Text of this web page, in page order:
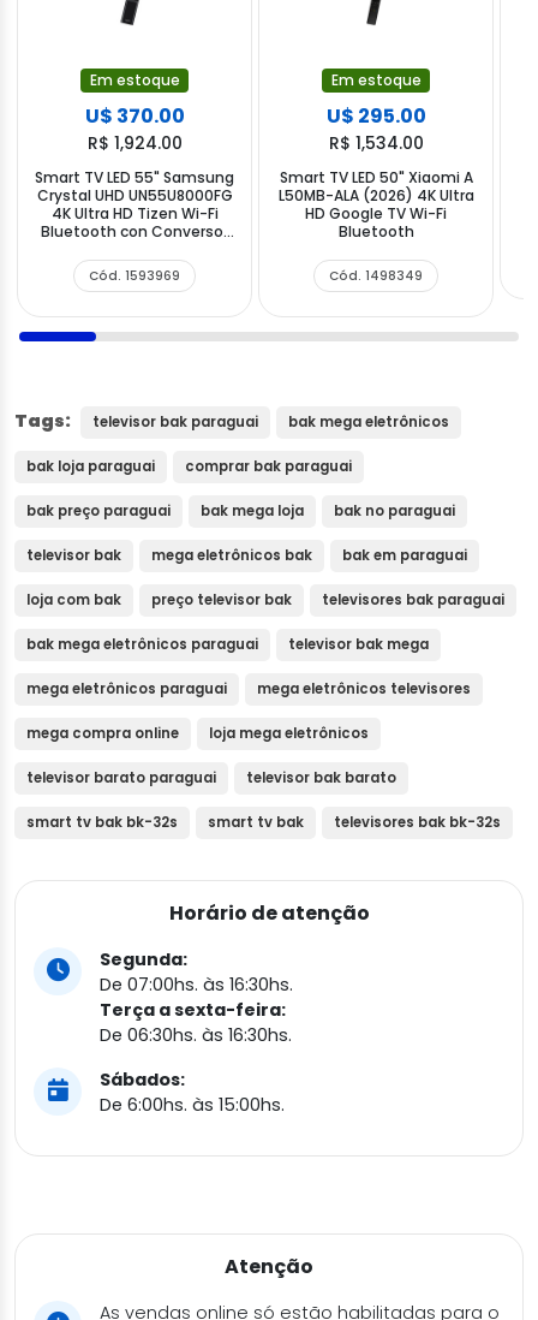
Em estoque
U$ 370.00
R$ 1,924.00
Smart TV LED 55" Samsung
Crystal UHD UN55U8000FG
4K Ultra HD Tizen Wi-Fi
Bluetooth con Conversor
Cód. 1593969
Em estoque
U$ 295.00
R$ 1,534.00
Smart TV LED 50" Xiaomi A
L50MB-ALA (2026) 4K Ultra
HD Google TV Wi-Fi
Bluetooth
Cód. 1498349
Tags: televisor bak paraguai bak mega eletrônicos
bak loja paraguai comprar bak paraguai
bak preço paraguai bak mega loja bak no paraguai
televisor bak mega eletrônicos bak bak em paraguai
loja com bak preço televisor bak televisores bak paraguai
bak mega eletrônicos paraguai televisor bak mega
mega eletrônicos paraguai mega eletrônicos televisores
mega compra online loja mega eletrônicos
televisor barato paraguai televisor bak barato
smart tv bak bk-32s smart tv bak televisores bak bk-32s
Horário de atenção
Segunda:
De 07:00hs. às 16:30hs.
Terça a sexta-feira:
De 06:30hs. às 16:30hs.
Sábados:
De 6:00hs. às 15:00hs.
Atenção
As vendas online só estão habilitadas para o